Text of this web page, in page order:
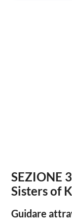
SEZIONE
Sisters of
Guidare